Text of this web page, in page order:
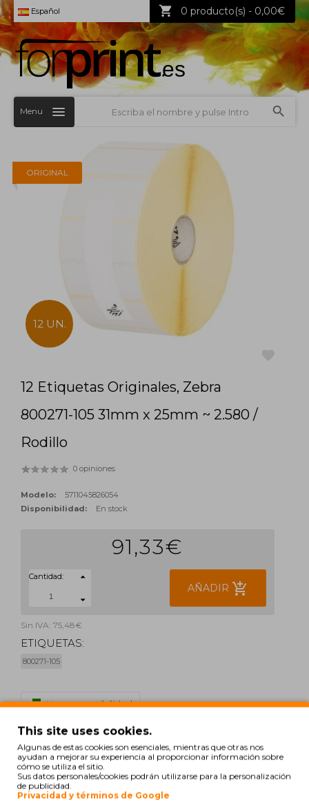
Español 0 producto(s) - 0,00€
Menu
ORIGINAL
12 UN.
12 Etiquetas Originales, Zebra
800271-105 31mm x 25mm ~ 2.580 /
Rodillo
0 opiniones
Modelo:
5711045826054
Disponibilidad:
En stock
91,33€
Cantidad:
AÑADIR add_shopping_cart
Sin IVA: 75,48€
ETIQUETAS:
800271-105
printVer compatibilidad
Zebra GK 420 T
Zebra GX 420 T
Zebra GX 430 T
This site uses cookies.
Algunas de estas cookies son esenciales, mientras que otras nos
ayudan a mejorar su experiencia al proporcionar información sobre
cómo se utiliza el sitio.
Sus datos personales/cookies podrán utilizarse para la personalización
de publicidad.
Privacidad y términos de Google